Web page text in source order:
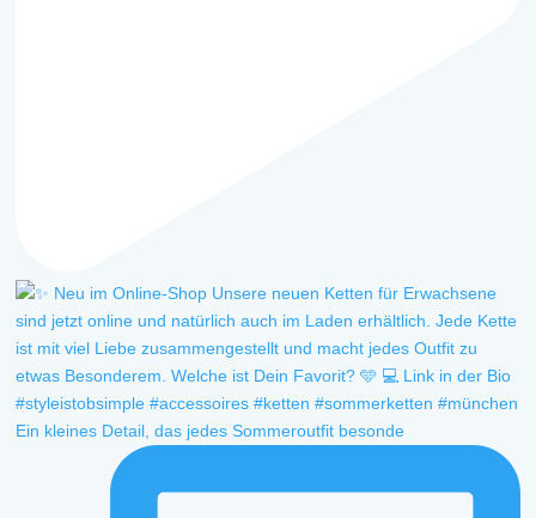
Ein kleines Detail, das jedes Sommeroutfit besonde